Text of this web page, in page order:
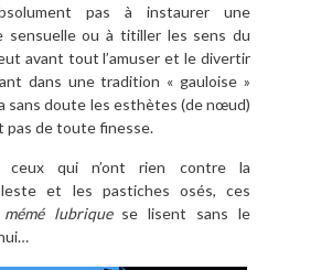
pas à instaurer une
sensuelle ou à titiller les sens du
avant tout l’amuser et le divertir
dans une tradition « gauloise »
sans doute les esthètes (de nœud)
pas de toute finesse.
ceux qui n’ont rien contre la
et les pastiches osés, ces
lubriquese lisent sans le